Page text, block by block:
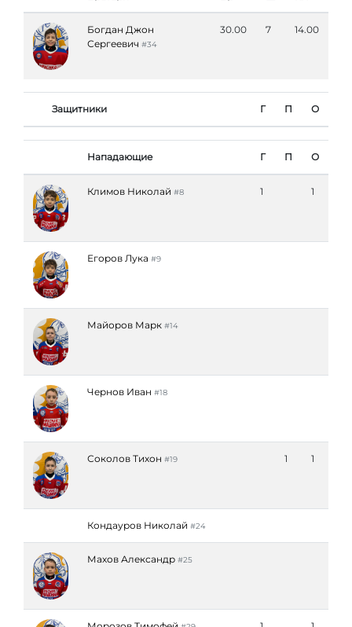
Богдан Джон
Сергеевич #34
30.00 7 14.00
Защитники Г П О
Нападающие Г П О
Климов Николай #8 1 1
Егоров Лука #9
Майоров Марк #14
Чернов Иван #18
Соколов Тихон #19 1 1
Кондауров Николай #24
Махов Александр #25